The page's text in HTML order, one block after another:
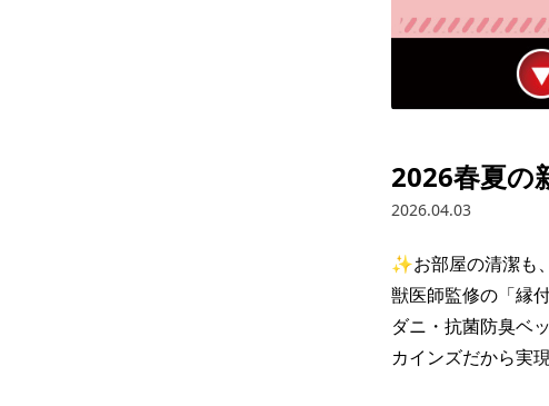
2026春夏の
2026.04.03
✨お部屋の清潔も
獣医師監修の「縁
ダニ・抗菌防臭ベ
カインズだから実